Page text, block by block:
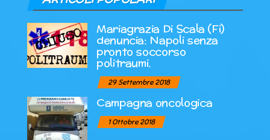
Mariagrazia Di Scala (Fi)
denuncia: Napoli senza
pronto soccorso
politraumi.
29 Settembre 2018
Campagna oncologica
1 Ottobre 2018